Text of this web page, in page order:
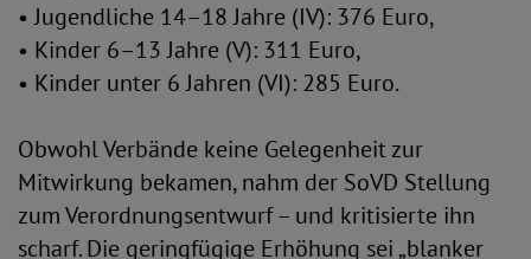
• Jugendliche 14–18 Jahre (IV): 376 Euro,
• Kinder 6–13 Jahre (V): 311 Euro,
• Kinder unter 6 Jahren (VI): 285 Euro.
Obwohl Verbände keine Gelegenheit zur
Mitwirkung bekamen, nahm der SoVD Stellung
zum Verordnungsentwurf – und kritisierte ihn
scharf. Die geringfügige Erhöhung sei „blanker